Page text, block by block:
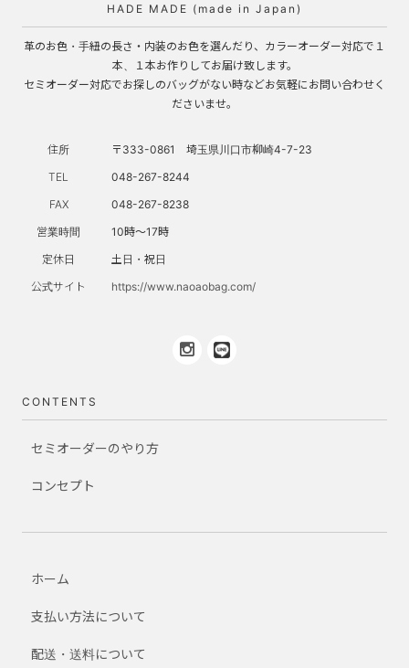
HADE MADE (made in Japan)
革のお色・手紐の長さ・内装のお色を選んだり、カラーオーダー対応で１
本、１本お作りしてお届け致します。
セミオーダー対応でお探しのバッグがない時などお気軽にお問い合わせく
ださいませ。
住所
〒333-0861 埼玉県川口市柳崎4-7-23
TEL
048-267-8244
FAX
048-267-8238
営業時間
10時～17時
定休日
土日・祝日
公式サイト
https://www.naoaobag.com/
CONTENTS
セミオーダーのやり方
コンセプト
ホーム
支払い方法について
配送・送料について